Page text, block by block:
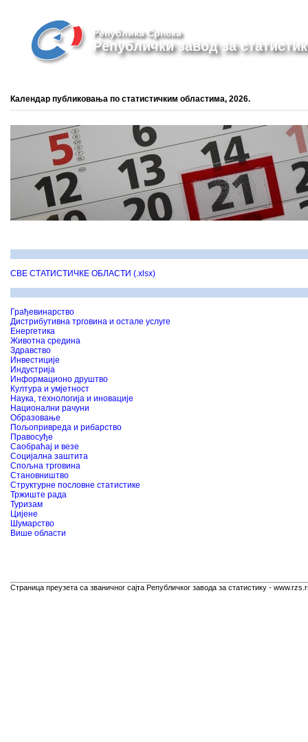
Република Српска
Републички завод за
Календар публиковања по статистичким областима, 2026.
СВЕ СТАТИСТИЧКЕ ОБЛАСТИ (.xlsx)
Грађевинарство
Дистрибутивна трговина и остале услуге
Енергетика
Животна средина
Здравство
Инвестиције
Индустрија
Информационо друштво
Култура и умјетност
Наука, технологија и иновације
Национални рачуни
Образовање
Пољопривреда и рибарство
Правосуђе
Саобраћај и везе
Социјална заштита
Спољна трговина
Становништво
Структурне пословне статистике
Тржиште рада
Туризам
Цијене
Шумарство
Више области
Страница преузета са званичног сајта Републичког завода за статистику -